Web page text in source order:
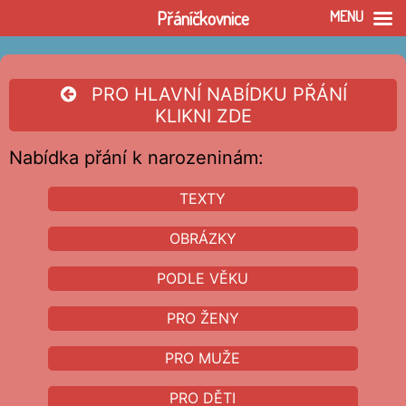
PRO HLAVNÍ NABÍDKU PŘÁNÍ
KLIKNI ZDE
Nabídka přání k narozeninám:
TEXTY
OBRÁZKY
PODLE VĚKU
PRO ŽENY
PRO MUŽE
PRO DĚTI
Přáníčkovnice MENU